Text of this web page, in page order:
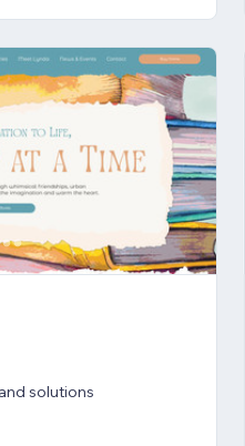
solutions